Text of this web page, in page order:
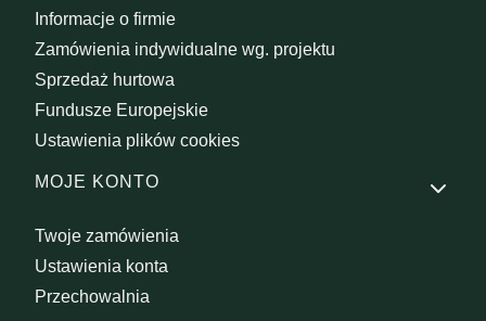
Informacje o firmie
Zamówienia indywidualne wg. projektu
Sprzedaż hurtowa
Fundusze Europejskie
Ustawienia plików cookies
MOJE KONTO
Twoje zamówienia
Ustawienia konta
Przechowalnia